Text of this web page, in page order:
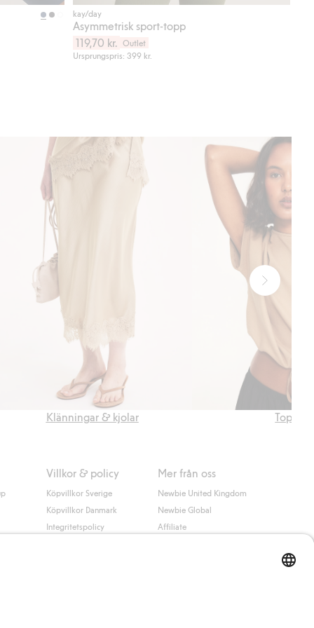
Köp
kay/day
Asymmetrisk sport-topp
119,70 kr. Outlet
Ursprungspris: 399 kr.
Klänningar & kjolar Toppar
Villkor & policy
Köpvillkor Sverige
Köpvillkor Danmark
Integritetspolicy
Mer från oss
Newbie United Kingdom
Newbie Global
Affiliate